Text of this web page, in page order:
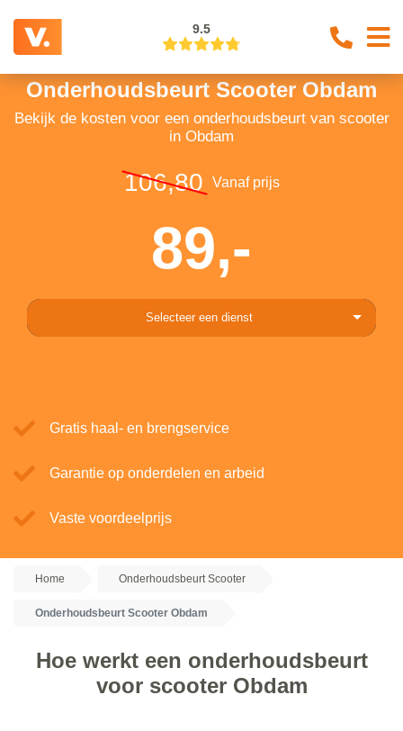
9.5
Onderhoudsbeurt Scooter Obdam
Bekijk de kosten voor een onderhoudsbeurt van scooter
in Obdam
106,80 Vanaf prijs
89,-
Selecteer een dienst
Gratis haal- en brengservice
Garantie op onderdelen en arbeid
Vaste voordeelprijs
Home Onderhoudsbeurt Scooter
Onderhoudsbeurt Scooter Obdam
Hoe werkt een onderhoudsbeurt
voor scooter Obdam